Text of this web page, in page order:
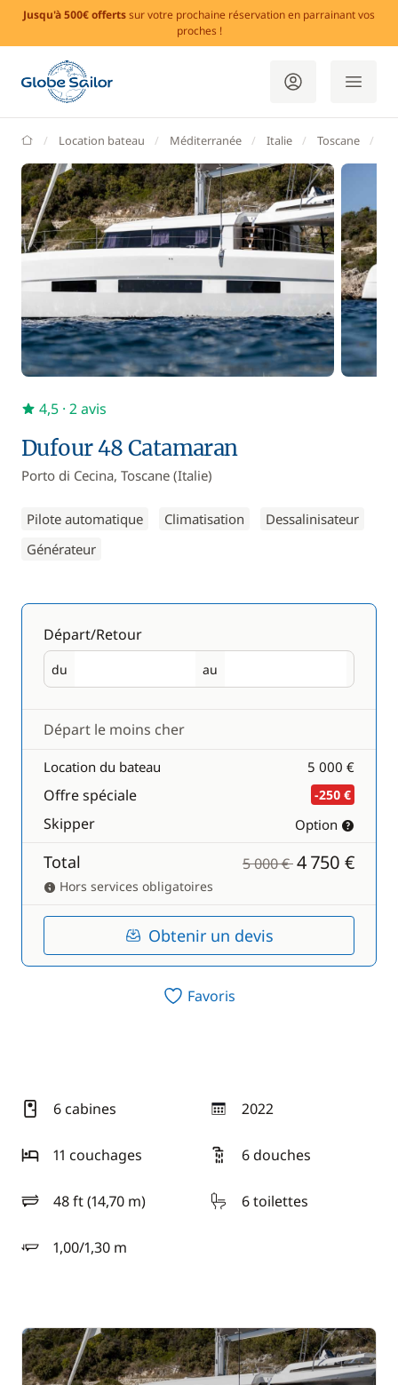
Jusqu'à 500€ offertssur votre prochaine réservation en parrainant vos
proches !
GlobeSailor
Location bateau Méditerranée Italie Toscane
Dufour 48 Catamaran
Porto di Cecina, Toscane (Italie)
Pilote automatique Climatisation
Dessalinisateur
Générateur
4,5 · 2 avis
Départ/Retour
du
Départ au
Retour
Départ le moins cher
Location du bateau 5 000 €
Offre spéciale -250 €
Skipper Option
Total 5 000 €4 750 €
Hors services obligatoires
Obtenir un devis
Favoris
6 cabines 2022
année
11 couchages
6 douches
48 ft (14,70 m)
longueur 6 toilettes
1,00/1,30 m
tirant d'eau